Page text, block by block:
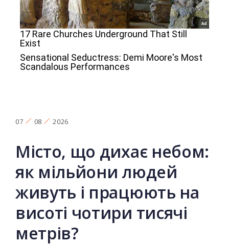
07 08 2026
Місто, що дихає небом:
як мільйони людей
живуть і працюють на
висоті чотири тисячі
метрів?